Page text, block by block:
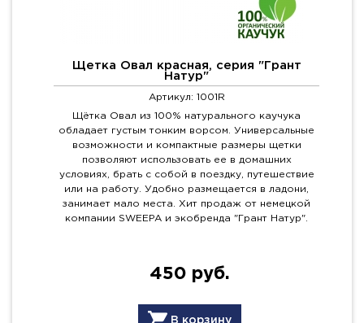
Щетка Овал красная, серия "Грант
Натур"
Артикул: 1001R
Щётка Овал из 100% натурального каучука
обладает густым тонким ворсом. Универсальные
возможности и компактные размеры щетки
позволяют использовать ее в домашних
условиях, брать с собой в поездку, путешествие
или на работу. Удобно размещается в ладони,
занимает мало места. Хит продаж от немецкой
компании SWEEPA и экобренда "Грант Натур".
450 руб.
В корзину